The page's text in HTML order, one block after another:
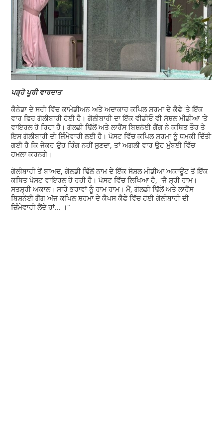
ਪੜ੍ਹੋ ਪੂਰੀ ਵਾਰਦਾਤ
ਕੈਨੇਡਾ ਦੇ ਸਰੀ ਵਿੱਚ ਕਾਮੇਡੀਅਨ ਅਤੇ ਅਦਾਕਾਰ ਕਪਿਲ ਸ਼ਰਮਾ ਦੇ ਕੈਫੇ 'ਤੇ ਇੱਕ
ਵਾਰ ਫਿਰ ਗੋਲੀਬਾਰੀ ਹੋਈ ਹੈ। ਗੋਲੀਬਾਰੀ ਦਾ ਇੱਕ ਵੀਡੀਓ ਵੀ ਸੋਸ਼ਲ ਮੀਡੀਆ 'ਤੇ
ਵਾਇਰਲ ਹੋ ਰਿਹਾ ਹੈ। ਗੋਲਡੀ ਢਿੱਲੋਂ ਅਤੇ ਲਾਰੈਂਸ ਬਿਸ਼ਨੋਈ ਗੈਂਗ ਨੇ ਕਥਿਤ ਤੌਰ ਤੇ
ਇਸ ਗੋਲੀਬਾਰੀ ਦੀ ਜ਼ਿੰਮੇਵਾਰੀ ਲਈ ਹੈ। ਪੋਸਟ ਵਿੱਚ ਕਪਿਲ ਸ਼ਰਮਾ ਨੂੰ ਧਮਕੀ ਦਿੱਤੀ
ਗਈ ਹੈ ਕਿ ਜੇਕਰ ਉਹ ਰਿੰਗ ਨਹੀਂ ਸੁਣਦਾ, ਤਾਂ ਅਗਲੀ ਵਾਰ ਉਹ ਮੁੰਬਈ ਵਿੱਚ
ਹਮਲਾ ਕਰਨਗੇ।
ਗੋਲੀਬਾਰੀ ਤੋਂ ਬਾਅਦ, ਗੋਲਡੀ ਢਿੱਲੋਂ ਨਾਮ ਦੇ ਇੱਕ ਸੋਸ਼ਲ ਮੀਡੀਆ ਅਕਾਊਂਟ ਤੋਂ ਇੱਕ
ਕਥਿਤ ਪੋਸਟ ਵਾਇਰਲ ਹੋ ਰਹੀ ਹੈ। ਪੋਸਟ ਵਿੱਚ ਲਿਖਿਆ ਹੈ, "ਜੈ ਸ਼੍ਰੀ ਰਾਮ।
ਸਤਸ਼੍ਰੀ ਅਕਾਲ। ਸਾਰੇ ਭਰਾਵਾਂ ਨੂੰ ਰਾਮ ਰਾਮ। ਮੈਂ, ਗੋਲਡੀ ਢਿੱਲੋਂ ਅਤੇ ਲਾਰੈਂਸ
ਬਿਸ਼ਨੋਈ ਗੈਂਗ ਅੱਜ ਕਪਿਲ ਸ਼ਰਮਾ ਦੇ ਕੈਪਸ ਕੈਫੇ ਵਿੱਚ ਹੋਈ ਗੋਲੀਬਾਰੀ ਦੀ
ਜ਼ਿੰਮੇਵਾਰੀ ਲੈਂਦੇ ਹਾਂ... ।"